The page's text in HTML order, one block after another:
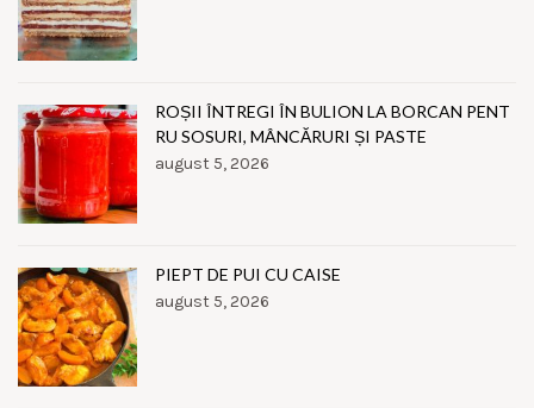
ROȘII ÎNTREGI ÎN BULION LA BORCAN PENT
RU SOSURI, MÂNCĂRURI ȘI PASTE
august 5, 2026
PIEPT DE PUI CU CAISE
august 5, 2026